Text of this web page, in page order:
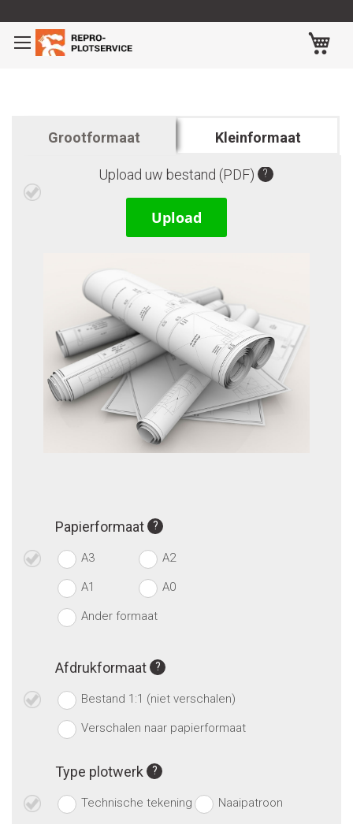
de
inhoud
Grootformaat Kleinformaat
Upload uw bestand (PDF)
Upload
Papierformaat
A3 A2
A1 A0
Ander formaat
Afdrukformaat
Bestand 1:1 (niet verschalen)
Verschalen naar papierformaat
Type plotwerk
Technische tekening Naaipatroon